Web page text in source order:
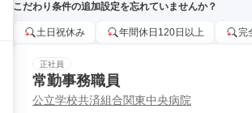
こだわり条件の追加設定を忘れていませんか？
土日祝休み 年間休日120日以上 完
正社員
常勤事務職員
公立学校共済組合関東中央病院